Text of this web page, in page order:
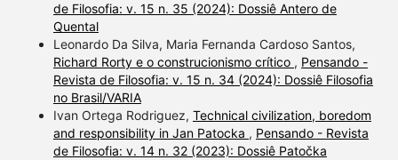
de Filosofia: v. 15 n. 35 (2024): Dossiê Antero de
Quental
Leonardo Da Silva, Maria Fernanda Cardoso Santos,
Richard Rorty e o construcionismo crítico , Pensando -
Revista de Filosofia: v. 15 n. 34 (2024): Dossiê Filosofia
no Brasil/VARIA
Ivan Ortega Rodriguez, Technical civilization, boredom
and responsibility in Jan Patocka , Pensando - Revista
de Filosofia: v. 14 n. 32 (2023): Dossiê Patočka